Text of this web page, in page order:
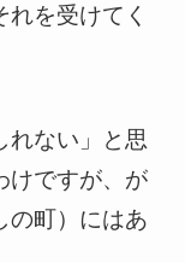
を受けてく
れない」と思
ですが、 が
の町）にはあ